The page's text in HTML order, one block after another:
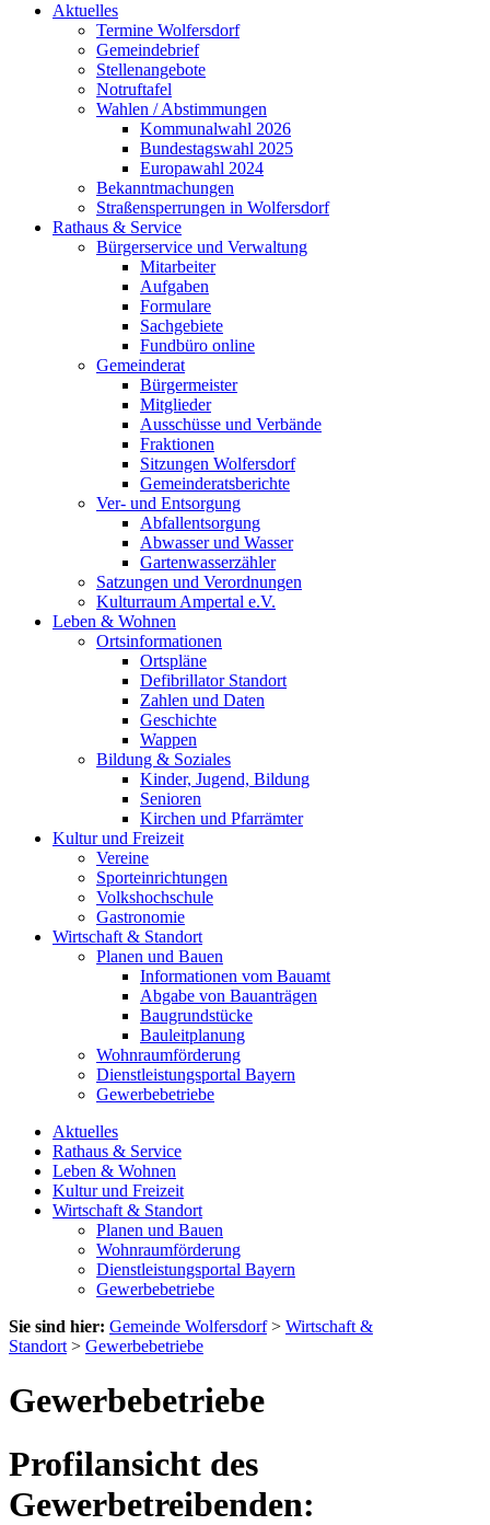
Aktuelles
Termine Wolfersdorf
Gemeindebrief
Stellenangebote
Notruftafel
Wahlen / Abstimmungen
Kommunalwahl 2026
Bundestagswahl 2025
Europawahl 2024
Bekanntmachungen
Straßensperrungen in Wolfersdorf
Rathaus & Service
Bürgerservice und Verwaltung
Mitarbeiter
Aufgaben
Formulare
Sachgebiete
Fundbüro online
Gemeinderat
Bürgermeister
Mitglieder
Ausschüsse und Verbände
Fraktionen
Sitzungen Wolfersdorf
Gemeinderatsberichte
Ver- und Entsorgung
Abfallentsorgung
Abwasser und Wasser
Gartenwasserzähler
Satzungen und Verordnungen
Kulturraum Ampertal e.V.
Leben & Wohnen
Ortsinformationen
Ortspläne
Defibrillator Standort
Zahlen und Daten
Geschichte
Wappen
Bildung & Soziales
Kinder, Jugend, Bildung
Senioren
Kirchen und Pfarrämter
Kultur und Freizeit
Vereine
Sporteinrichtungen
Volkshochschule
Gastronomie
Wirtschaft & Standort
Planen und Bauen
Informationen vom Bauamt
Abgabe von Bauanträgen
Baugrundstücke
Bauleitplanung
Wohnraumförderung
Dienstleistungsportal Bayern
Gewerbebetriebe
Aktuelles
Rathaus & Service
Leben & Wohnen
Kultur und Freizeit
Wirtschaft & Standort
Planen und Bauen
Wohnraumförderung
Dienstleistungsportal Bayern
Gewerbebetriebe
Sie sind hier: Gemeinde Wolfersdorf> Wirtschaft &
Standort > Gewerbebetriebe
Gewerbebetriebe
Profilansicht des
Gewerbetreibenden: